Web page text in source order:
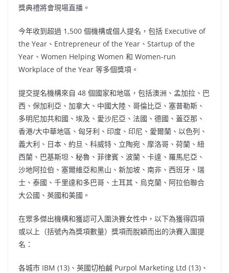
獎典禮將會現場直播。
今年收到超過 1,500 個機構或個人提名，包括 Executive of
the Year、Entrepreneur of the Year、Startup of the
Year、Women Helping Women 和 Women-run
Workplace of the Year 等多個獎項。
提交提名機構來自 48 個國家和地區，包括澳洲、孟加拉、巴
西、保加利亞、加拿大、中國大陸、哥倫比亞、塞普勒斯、
多明尼加共和國、埃及、愛沙尼亞、法國、德國、蓋亞那、
香港/大中華地區、匈牙利、印度、印尼、愛爾蘭、以色列、
義大利、日本、約旦、科威特、立陶宛、摩洛哥、荷蘭、紐
西蘭、巴基斯坦、秘魯、菲律賓、波蘭、卡達、羅馬尼亞、
沙地阿拉伯、塞爾維亞和黑山、新加坡、南非、西班牙、瑞
士、泰國、千里達和多巴哥、土耳其、烏克蘭、阿拉伯聯合
大公國、英國和美國。
在眾多傑出機構和獲認可入圍決賽女性中，以下為獲得四項
或以上（括號內為獎項數量）獎項而脫穎而出的決賽入圍提
名：
各城市 IBM (13)、英國切柏鹹 Purpol Marketing Ltd (13)、